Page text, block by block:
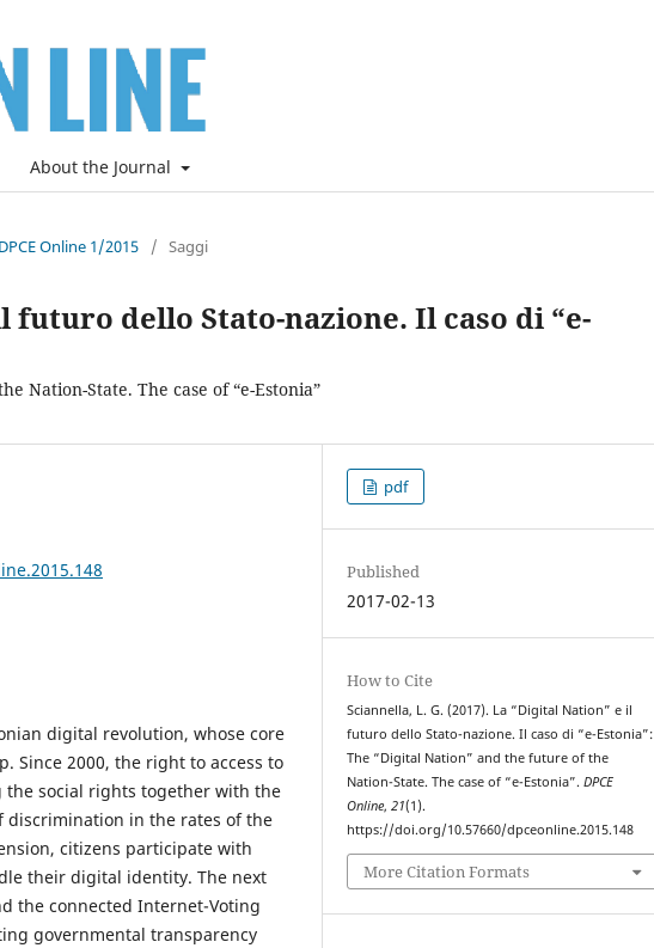
About the Journal
Online 1/2015 / Saggi
futuro dello Stato-nazione. Il caso di “e-
Nation-State. The case of “e-Estonia”
digital revolution, whose core
Since 2000, the right to access to
the social rights together with the
discrimination in the rates of the
citizens participate with
their digital identity. The next
the connected Internet-Voting
governmental transparency
pdf
Published
2017-02-13
How to Cite
Sciannella, L. G. (2017). La “Digital Nation” e il
futuro dello Stato-nazione. Il caso di “e-Estonia”:
The “Digital Nation” and the future of the
Nation-State. The case of “e-Estonia”.DPCE
Online,21(1).
https://doi.org/10.57660/dpceonline.2015.148
More Citation Formats